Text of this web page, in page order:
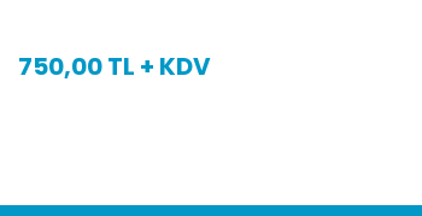
840,00 TL + KDV